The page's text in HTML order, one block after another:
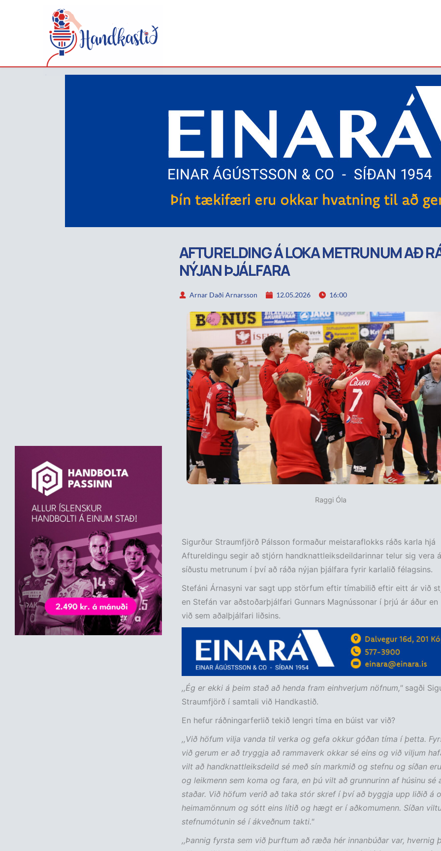
AFTURELDING Á LOKA METRUNUM AÐ
NÝJAN ÞJÁLFARA
Arnar Daði Arnarsson 12.05.2026 16:00
Raggi Óla
Sigurður Straumfjörð Pálsson formaður meistaraflokks ráðs karla hjá
Aftureldingu segir að stjórn handknattleiksdeildarinnar telur sig vera
síðustu metrunum í því að ráða nýjan þjálfara fyrir karlalið félagsins.
Stefáni Árnasyni var sagt upp störfum eftir tímabilið eftir eitt ár við
en Stefán var aðstoðarþjálfari Gunnars Magnússonar í þrjú ár áður en
við sem aðalþjálfari liðsins.
,,Ég er ekki á þeim stað að henda fram einhverjum nöfnum,"sagði
Straumfjörð í samtali við Handkastið.
En hefur ráðningarferlið tekið lengri tíma en búist var við?
,,Við höfum vilja vanda til verka og gefa okkur góðan tíma í þetta.
við gerum er að tryggja að rammaverk okkar sé eins og við viljum
vilt að handknattleiksdeild sé með sín markmið og stefnu og síðan
og leikmenn sem koma og fara, en þú vilt að grunnurinn af húsinu sé
staðar. Við höfum verið að taka stór skref í því að byggja upp liðið á
heimamönnum og sótt eins lítið og hægt er í aðkomumenn. Síðan
stefnumótunin sé í ákveðnum takti."
,,Þannig fyrsta sem við þurftum að ræða hér innanbúðar var, hvernig